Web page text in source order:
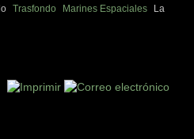
Trasfondo Marines Espaciales
La